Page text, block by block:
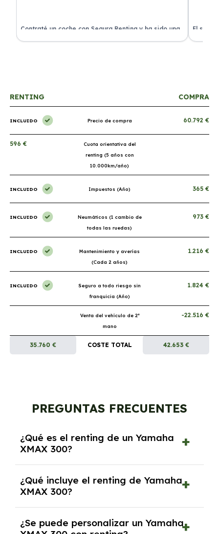
Contraté un coche con Segura Renting y ha sido una
experiencia fantástica. Todo incluido y sin sorpresas.
El
proceso
RENTING COMPRA
INCLUIDO Precio de compra 60.792 €
596 €
Cuota orientativa del
renting (5 años con
10.000km/año)
INCLUIDO Impuestos (Año) 365 €
INCLUIDO
Neumáticos (1 cambio de
todas las ruedas)
973 €
INCLUIDO
Mantenimiento y averías
(Cada 2 años)
1.216 €
INCLUIDO
Seguro a todo riesgo sin
franquicia (Año)
1.824 €
Venta del vehículo de 2ª
mano
-22.516 €
35.760 € COSTE TOTAL 42.653 €
PREGUNTAS FRECUENTES
¿Qué es el renting de un Yamaha
XMAX 300?
contrato de alquiler a largo plazo en el que
pagas una cuota mensual fija por el uso del
coche durante un periodo determinado,
generalmente entre 2 y 5 años.
¿Qué incluye el renting de Yamaha
XMAX 300?
seguro a todo riesgo, mantenimiento,
¿Se puede personalizar un Yamaha